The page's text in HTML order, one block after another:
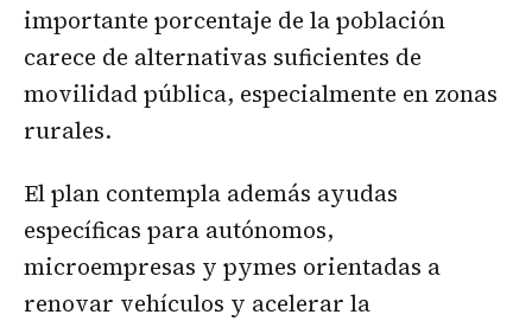
importante porcentaje de la población
carece de alternativas suficientes de
movilidad pública, especialmente en zonas
rurales.
El plan contempla además ayudas
específicas para autónomos,
microempresas y pymes orientadas a
renovar vehículos y acelerar la